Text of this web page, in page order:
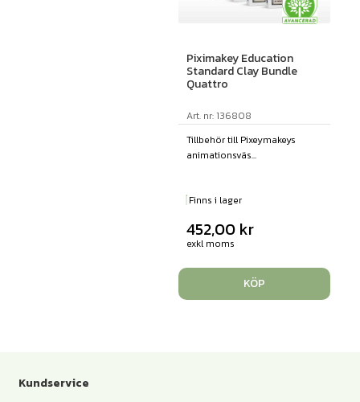
Piximakey Education
Standard Clay Bundle
Quattro
Art. nr: 136808
Tillbehör till Pixeymakeys
animationsväs...
Finns i lager
452,00 kr
exkl moms
KÖP
Kundservice